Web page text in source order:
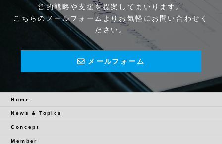
営的戦略や支援を提案してまいります。
こちらのメールフォームよりお気軽にお問い合わせく
ださい。
メールフォーム
Home
News & Topics
Concept
Member